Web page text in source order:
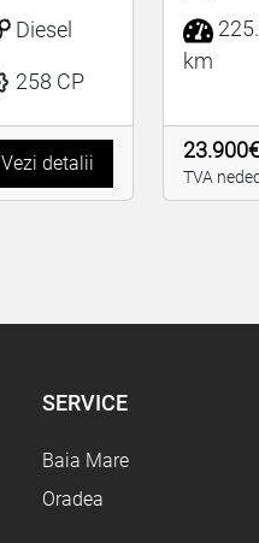
Diesel
258 CP
Vezi detalii
km
23.900€
TVA
SERVICE
Baia Mare
Oradea